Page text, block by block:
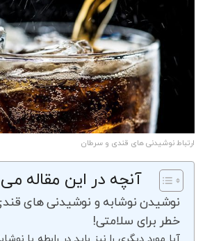
ارتباط نوشیدنی های قندی و سرطان
آنچه در این مقاله
نوشیدن نوشابه و نوشیدنی های
خطر برای سلامتی!